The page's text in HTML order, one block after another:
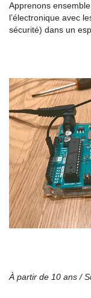
Apprenons
l’électronique avec
sécurité) dans un
À partir de 10 ans /